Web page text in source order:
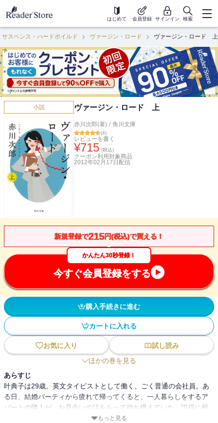
はじめて 会員登録 サインイン 検索
サスペンス・ハードボイルド ヴァージン・ロード ヴァージン・ロード 上
小説 ヴァージン・ロード 上
赤川次郎(著) / 角川文庫
(4)
レビューを書く
¥715 (税込)
クーポン利用対象商品
2012年02月17日 配信
新規登録で215円(税込)で買える！
かんたん30秒登録！
今すぐ会員登録をする
購入手続きに進む
カートに入れる
お気に入り
試し読み
ほかの巻を見る
あらすじ
叶典子は29歳。英文タイピストとして働く、ごく普通の会社員。あ
る日、結婚パーティから疲れて帰ってくると、一人暮らしをするア
パートの隣人が、お見合いの話をもって待ち構えていた。説得に根
負けして、典子はさして気乗りのしないままお見合いをすること
もっと見る